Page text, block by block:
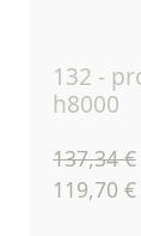
132 - promotion --- electrificateur 220 v
h8000
137,34 €
119,70 €